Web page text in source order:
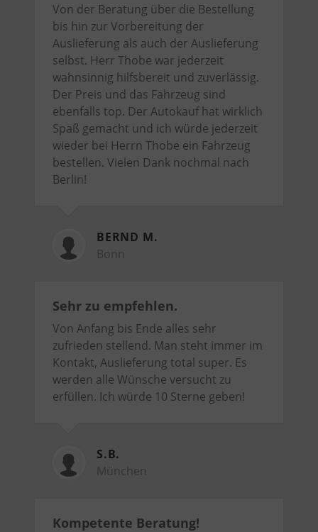
Von der Beratung über die Bestellung
bis hin zur Vorbereitung der
Auslieferung als auch der Auslieferung
selbst. Herr Thobe war jederzeit
wahnsinnig hilfsbereit und zuverlässig.
Der Preis und das Fahrzeug sind
ebenfalls top. Der Autokauf hat wirklich
Spaß gemacht und ich würde jederzeit
wieder bei Herrn Thobe ein Fahrzeug
bestellen. Vielen Dank nochmal nach
Berlin!
BERND M.
Bonn
Sehr zu empfehlen.
Von Anfang bis Ende alles sehr
zufrieden stellend. Man steht immer im
Kontakt, Auslieferung total super. Es
werden alle Wünsche versucht zu
erfüllen. Ich würde 10 Sterne geben!
S.B.
München
Kompetente Beratung!